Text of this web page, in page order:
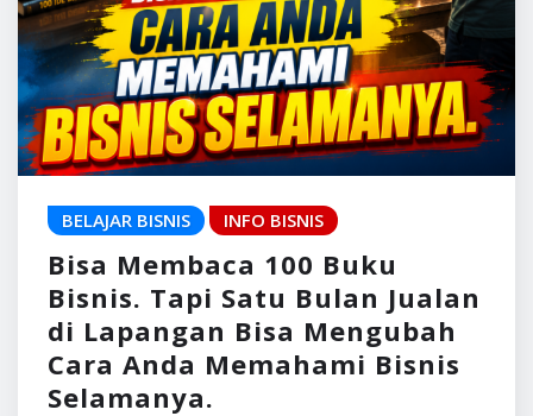
BELAJAR BISNIS INFO BISNIS
Bisa Membaca 100 Buku
Bisnis. Tapi Satu Bulan Jualan
di Lapangan Bisa Mengubah
Cara Anda Memahami Bisnis
Selamanya.